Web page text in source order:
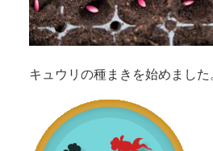
キュウリの種まきを始めました